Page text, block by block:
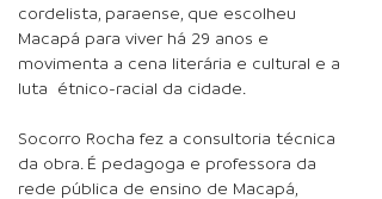
cordelista, paraense, que escolheu
Macapá para viver há 29 anos e
movimenta a cena literária e cultural e a
luta étnico-racial da cidade.
Socorro Rocha fez a consultoria técnica
da obra. É pedagoga e professora da
rede pública de ensino de Macapá,